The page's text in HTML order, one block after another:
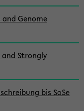
Genome
Strongly
bis SoSe